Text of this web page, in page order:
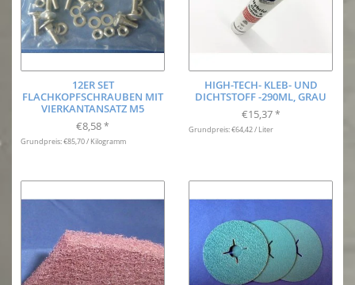
12ER SET
FLACHKOPFSCHRAUBEN MIT
VIERKANTANSATZ M5
€8,58 *
Grundpreis: €85,70 / Kilogramm
HIGH-TECH- KLEB- UND
DICHTSTOFF -290ML, GRAU
€15,37 *
Grundpreis: €64,42 / Liter